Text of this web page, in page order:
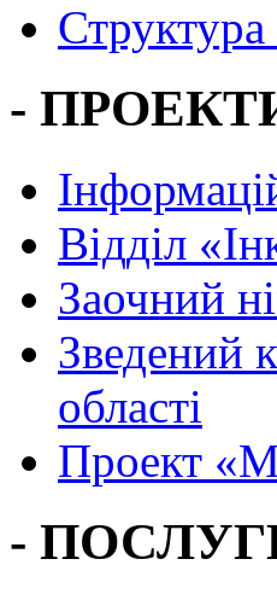
Структура
-
Вiддiл
Заочний
Зведений
області
Проект
-